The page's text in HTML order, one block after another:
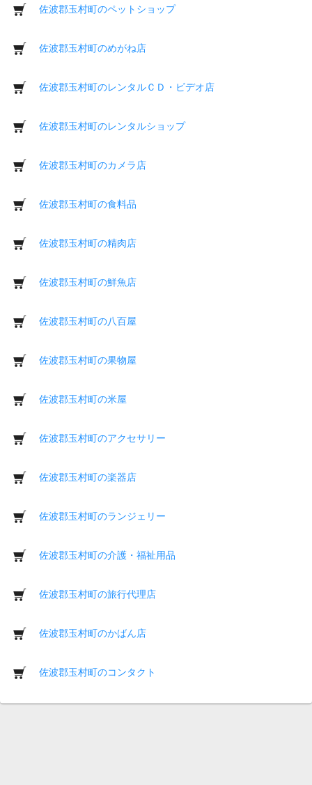
佐波郡玉村町のペットショップ
佐波郡玉村町のめがね店
佐波郡玉村町のレンタルＣＤ・ビデオ店
佐波郡玉村町のレンタルショップ
佐波郡玉村町のカメラ店
佐波郡玉村町の食料品
佐波郡玉村町の精肉店
佐波郡玉村町の鮮魚店
佐波郡玉村町の八百屋
佐波郡玉村町の果物屋
佐波郡玉村町の米屋
佐波郡玉村町のアクセサリー
佐波郡玉村町の楽器店
佐波郡玉村町のランジェリー
佐波郡玉村町の介護・福祉用品
佐波郡玉村町の旅行代理店
佐波郡玉村町のかばん店
佐波郡玉村町のコンタクト